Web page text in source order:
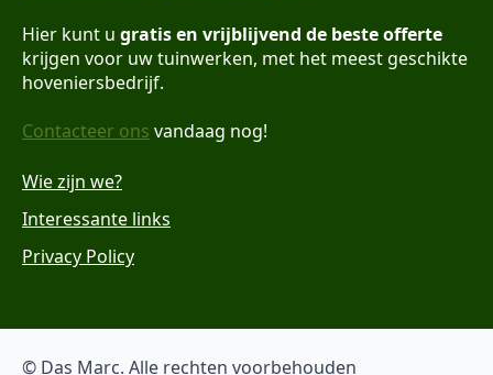
Hier kunt u gratis en vrijblijvend de beste offerte
krijgen voor uw tuinwerken, met het meest geschikte
hoveniersbedrijf.
Contacteer ons vandaag nog!
Wie zijn we?
Interessante links
Privacy Policy
© Das Marc. Alle rechten voorbehouden